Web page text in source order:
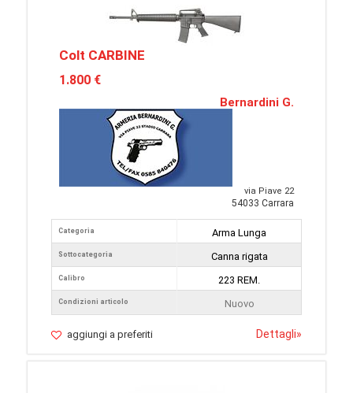
Colt CARBINE
1.800 €
Bernardini G.
via Piave 22
54033 Carrara
Categoria
Sottocategoria
Calibro
Condizioni articolo
Arma Lunga
Canna rigata
223 REM.
Nuovo
aggiungi a preferiti Dettagli»